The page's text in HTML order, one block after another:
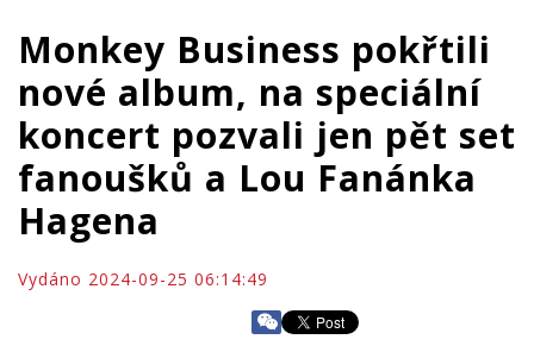
Monkey Business pokřtili
nové album, na speciální
koncert pozvali jen pět set
fanoušků a Lou Fanánka
Hagena
Vydáno 2024-09-25 06:14:49